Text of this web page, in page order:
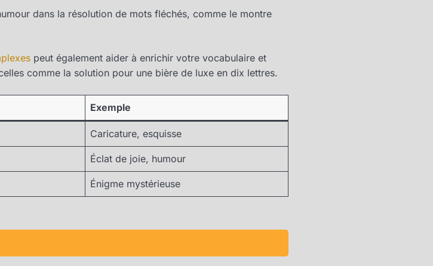
dans la résolution de mots fléchés, comme le montre
peut également aider à enrichir votre vocabulaire et
comme la solution pour une bière de luxe en dix lettres.
Exemple
Caricature, esquisse
Éclat de joie, humour
Énigme mystérieuse